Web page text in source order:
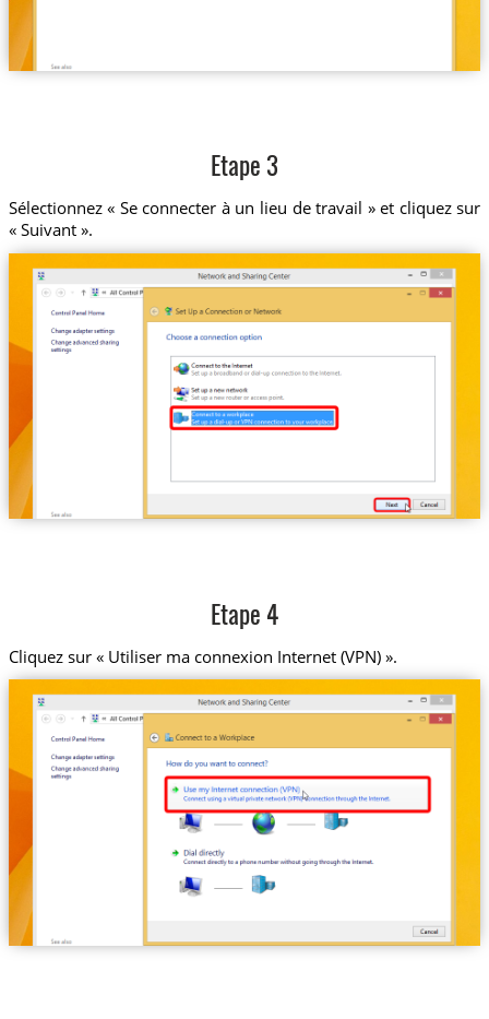
Etape 3
Sélectionnez « Se connecter à un lieu de travail » et cliquez sur
« Suivant ».
Etape 4
Cliquez sur « Utiliser ma connexion Internet (VPN) ».